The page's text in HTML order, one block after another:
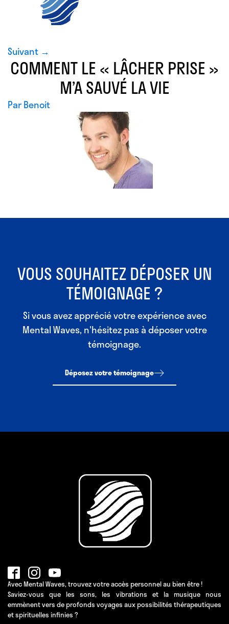
Suivant →
COMMENT LE « LÂCHER PRISE »
M’A SAUVÉ LA VIE
ParBenoit
VOUS SOUHAITEZ DÉPOSER UN
TÉMOIGNAGE ?
Si vous avez apprécié votre expérience avec
Mental Waves, n'hésitez pas à déposer votre
témoignage.
Déposez votre témoignage
Avec Mental Waves, trouvez votre accès personnel au bien être !
Saviez-vous que les sons, les vibrations et la musique nous
emmènent vers de profonds voyages aux possibilités thérapeutiques
et spirituelles infinies ?